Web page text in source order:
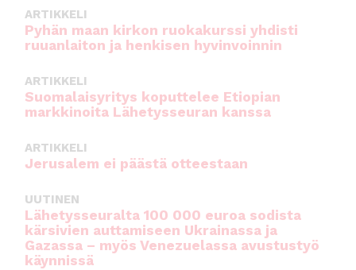
ARTIKKELI
Pyhän maan kirkon ruokakurssi yhdisti
ruuanlaiton ja henkisen hyvinvoinnin
ARTIKKELI
Suomalaisyritys koputtelee Etiopian
markkinoita Lähetysseuran kanssa
ARTIKKELI
Jerusalem ei päästä otteestaan
UUTINEN
Lähetysseuralta 100 000 euroa sodista
kärsivien auttamiseen Ukrainassa ja
Gazassa – myös Venezuelassa avustustyö
käynnissä